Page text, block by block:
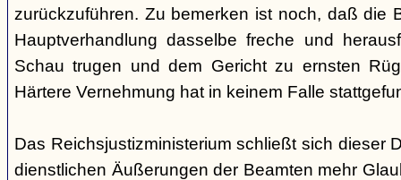
zurückzuführen. Zu bemerken ist noch, daß die
Hauptverhandlung dasselbe freche und
Schau trugen und dem Gericht zu ernsten
Härtere Vernehmung hat in keinem Falle
Das Reichsjustizministerium schließt sich dieser
dienstlichen Äußerungen der Beamten mehr